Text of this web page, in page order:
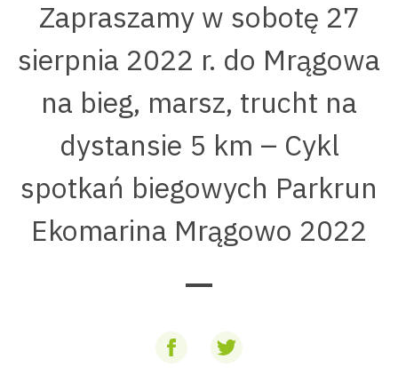
Zapraszamy w sobotę 27
sierpnia 2022 r. do Mrągowa
na bieg, marsz, trucht na
dystansie 5 km – Cykl
spotkań biegowych Parkrun
Ekomarina Mrągowo 2022